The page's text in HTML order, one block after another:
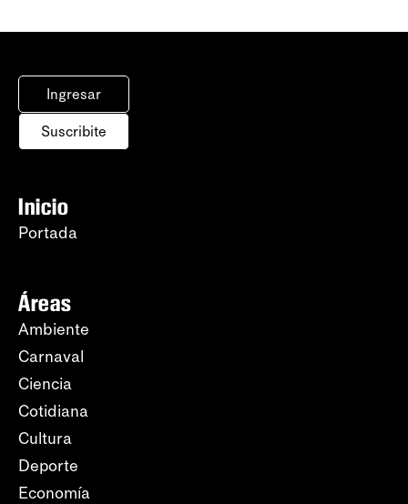
Ingresar
Suscribite
Inicio
Portada
Áreas
Ambiente
Carnaval
Ciencia
Cotidiana
Cultura
Deporte
Economía